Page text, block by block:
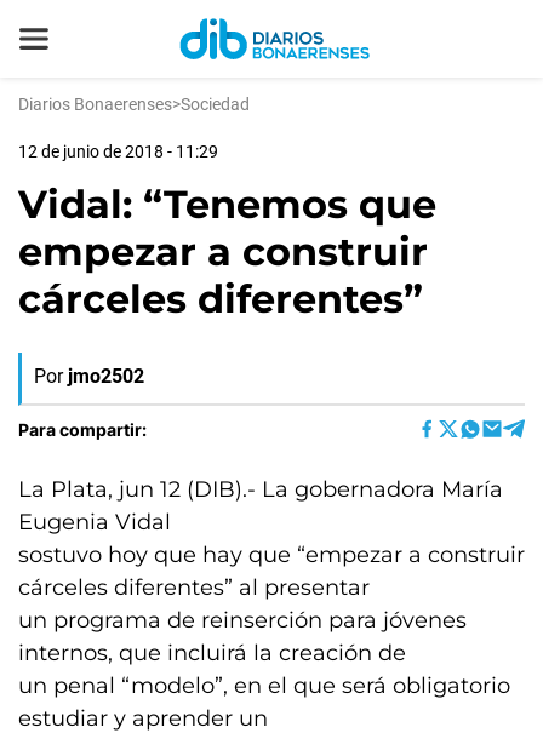
Diarios Bonaerenses>Sociedad
12 de junio de 2018 - 11:29
Vidal: “Tenemos que
empezar a construir
cárceles diferentes”
Por jmo2502
Para compartir:
La Plata, jun 12 (DIB).- La gobernadora María
Eugenia Vidal
sostuvo hoy que hay que “empezar a construir
cárceles diferentes” al presentar
un programa de reinserción para jóvenes
internos, que incluirá la creación de
un penal “modelo”, en el que será obligatorio
estudiar y aprender un